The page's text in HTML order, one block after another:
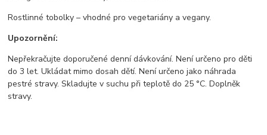
Rostlinné tobolky – vhodné pro vegetariány a vegany.
Upozornění:
Nepřekračujte doporučené denní dávkování. Není určeno pro děti
do 3 let. Ukládat mimo dosah dětí. Není určeno jako náhrada
pestré stravy. Skladujte v suchu při teplotě do 25 °C. Doplněk
stravy.